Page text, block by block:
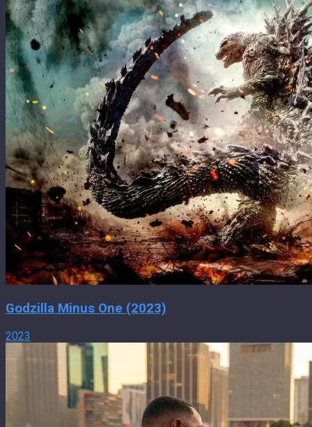
Godzilla Minus One (2023)
2023